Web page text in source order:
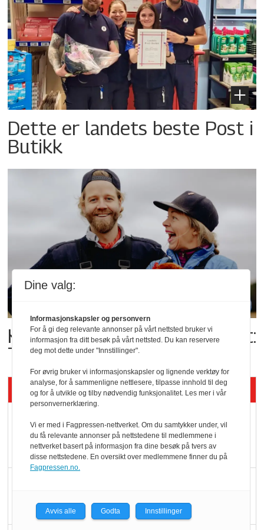
Dette er landets beste Post i
Butikk
Kolonihagens norske yoghurt:
Trues av melkemangel
Siste artikler - KBS
Mat er viktigere enn
pris når elbilister
velger ladestopp
legger ned hver måned
Dine valg:
Informasjonskapsler og personvern
For å gi deg relevante annonser på vårt nettsted bruker vi
informasjon fra ditt besøk på vårt nettsted. Du kan reservere
deg mot dette under "Innstillinger".
For øvrig bruker vi informasjonskapsler og lignende verktøy for
analyse, for å sammenligne nettlesere, tilpasse innhold til deg
og for å utvikle og tilby nødvendig funksjonalitet. Les mer i vår
personvernerklæring.
Vi er med i Fagpressen-nettverket. Om du samtykker under, vil
du få relevante annonser på nettstedene til medlemmene i
nettverket basert på informasjon fra dine besøk på tvers av
disse nettstedene. En oversikt over medlemmene finner du på
Fagpressen.no.
Avvis alle Godta Innstillinger